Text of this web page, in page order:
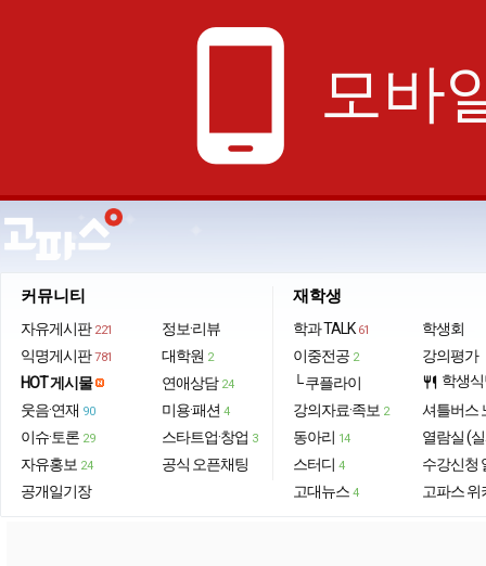
phone_android 모바
커뮤니티
자유게시판 221
익명게시판 781
HOT 게시물
웃음·연재 90
이슈·토론 29
자유홍보 24
공개일기장
정보·리뷰
대학원 2
연애상담 24
미용·패션 4
스타트업·창업 3
공식 오픈채팅
재학생
학과 TALK 61
이중전공 2
└ 쿠플라이
강의자료·족보 2
동아리 14
스터디 4
고대뉴스 4
학생회
강의평가
restaurant 학생
셔틀버스
열람실 (
수강신청
고파스 위